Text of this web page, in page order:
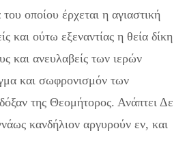
οποίου έρχεται η αγιαστική
και ούτω εξεναντίας η θεία δίκη
και ανευλαβείς των ιερών
και σωφρονισμόν των
της Θεομήτορος. Ανάπτει Δε
κανδήλιον αργυρούν εν, και